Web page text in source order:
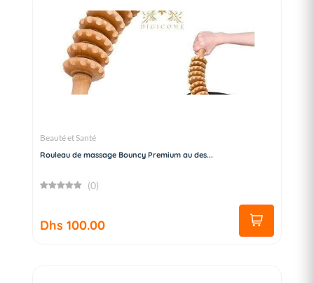
Beauté et Santé
Rouleau de massage Bouncy Premium au des...
(0)
Dhs 100.00